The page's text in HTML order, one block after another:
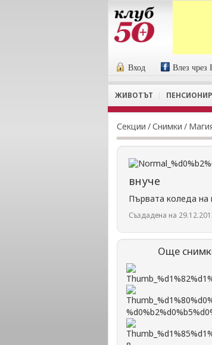
Вход Влез чрез
ЖИВОТЪТ
Секции /Снимки /
внуче
Първата коледа
Създадена на
Още